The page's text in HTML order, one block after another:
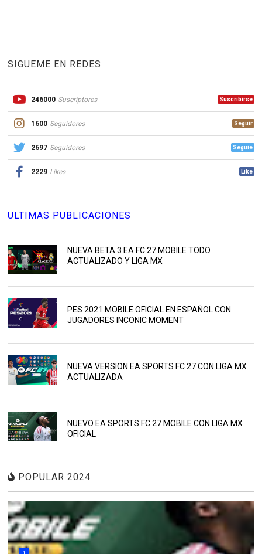
SIGUEME EN REDES
246000 Suscriptores Suscribirse
1600 Seguidores Seguir
2697 Seguidores Seguie
2229 Likes Like
ULTIMAS PUBLICACIONES
NUEVA BETA 3 EA FC 27 MOBILE TODO
ACTUALIZADO Y LIGA MX
PES 2021 MOBILE OFICIAL EN ESPAÑOL CON
JUGADORES INCONIC MOMENT
NUEVA VERSION EA SPORTS FC 27 CON LIGA MX
ACTUALIZADA
NUEVO EA SPORTS FC 27 MOBILE CON LIGA MX
OFICIAL
POPULAR 2024